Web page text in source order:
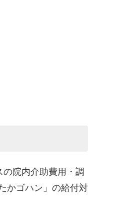
院内介助費用・調
かゴハン」の給付対